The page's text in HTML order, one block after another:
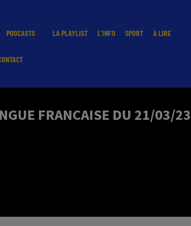
PODCASTS LA PLAYLIST L'INFO SPORT À LIRE
FRANCAISE DU 21/03/23